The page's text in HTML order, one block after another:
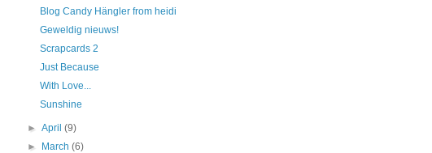
Blog Candy Hängler from heidi
Geweldig nieuws!
Scrapcards 2
Just Because
With Love...
Sunshine
►April(9)
►
March(6)